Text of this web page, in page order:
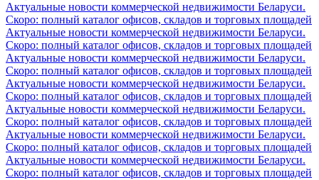
Актуальные новости коммерческой недвижимости Беларуси.
Скоро: полный каталог офисов, складов и торговых площадей
Актуальные новости коммерческой недвижимости Беларуси.
Скоро: полный каталог офисов, складов и торговых площадей
Актуальные новости коммерческой недвижимости Беларуси.
Скоро: полный каталог офисов, складов и торговых площадей
Актуальные новости коммерческой недвижимости Беларуси.
Скоро: полный каталог офисов, складов и торговых площадей
Актуальные новости коммерческой недвижимости Беларуси.
Скоро: полный каталог офисов, складов и торговых площадей
Актуальные новости коммерческой недвижимости Беларуси.
Скоро: полный каталог офисов, складов и торговых площадей
Актуальные новости коммерческой недвижимости Беларуси.
Скоро: полный каталог офисов, складов и торговых площадей